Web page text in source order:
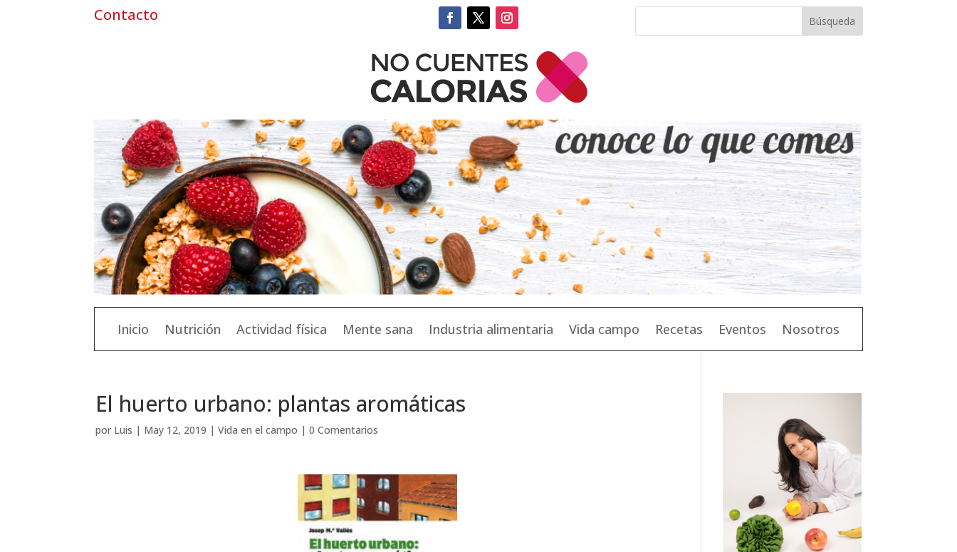
Contacto
Inicio Nutrición Actividad física Mente sana Industria alimentaria Vida campo Recetas Eventos Nosotros
El huerto urbano: plantas aromáticas
por Luis | May 12, 2019 |Vida en el campo |0 Comentarios